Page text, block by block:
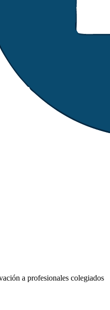
a profesionales colegiados